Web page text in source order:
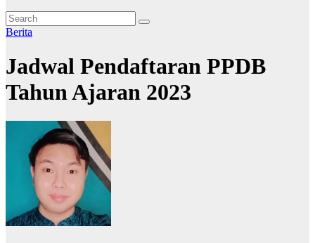
Berita
Jadwal Pendaftaran PPDB
Tahun Ajaran 2023